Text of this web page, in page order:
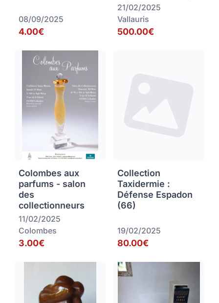
08/09/2025
4.00€
21/02/2025
Vallauris
500.00€
Colombes aux
parfums - salon
des
collectionneurs
11/02/2025
Colombes
3.00€
Collection
Taxidermie :
Défense Espadon
(66)
19/02/2025
80.00€